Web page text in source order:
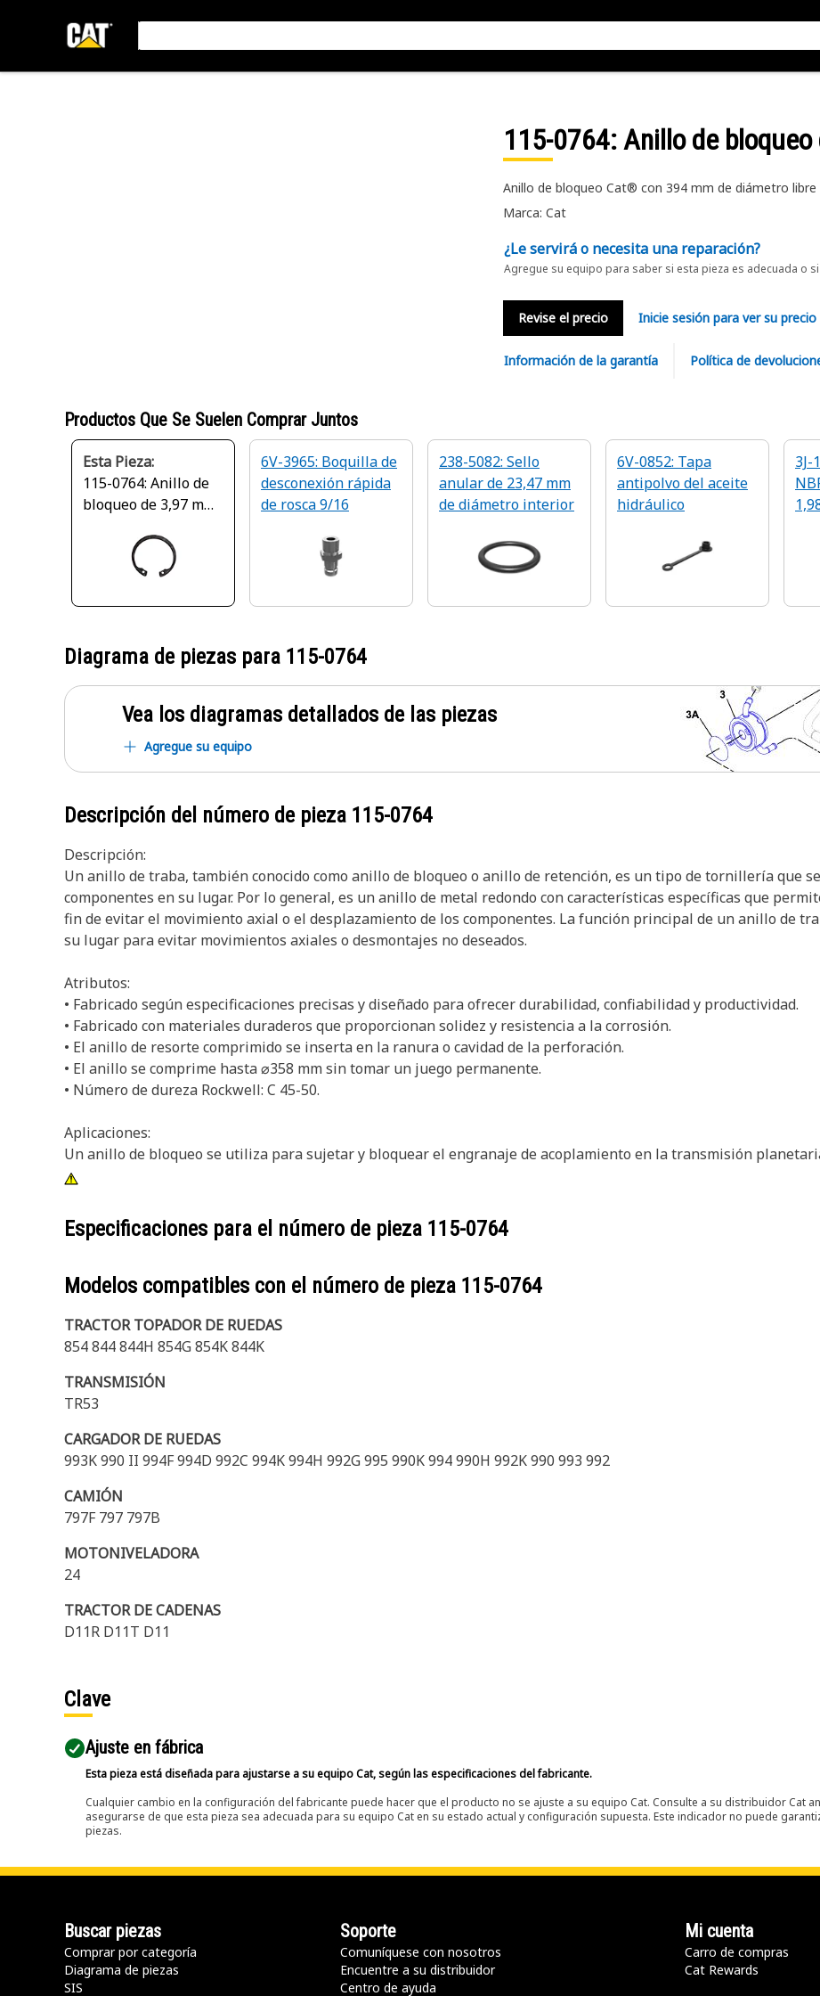
115-0764: Anillo de
Anillo de bloqueo Cat® con 394 mm de diámetro libre
Marca: Cat
¿Le servirá o necesita una reparación?
Agregue su equipo para saber si esta pieza es adecuada o
Revise el precio Inicie sesión para ver su
Información de la garantía Política de
Productos Que Se Suelen Comprar Juntos
Esta Pieza:
115-0764: Anillo de
bloqueo de 3,97 mm
6V-3965: Boquilla de
desconexión rápida
de rosca 9/16
238-5082: Sello
anular de 23,47 mm
de diámetro interior
6V-0852: Tapa
antipolvo del aceite
hidráulico
3J-
Diagrama de piezas para 115-0764
Vea los diagramas detallados de las piezas
Agregue su equipo
Descripción del número de pieza 115-0764
Descripción:
Un anillo de traba, también conocido como anillo de bloqueo o anillo de retención, es un tipo de tornillería que
componentes en su lugar. Por lo general, es un anillo de metal redondo con características específicas que
fin de evitar el movimiento axial o el desplazamiento de los componentes. La función principal de un anillo de
su lugar para evitar movimientos axiales o desmontajes no deseados.
Atributos:
• Fabricado según especificaciones precisas y diseñado para ofrecer durabilidad, confiabilidad y productividad.
• Fabricado con materiales duraderos que proporcionan solidez y resistencia a la corrosión.
• El anillo de resorte comprimido se inserta en la ranura o cavidad de la perforación.
• El anillo se comprime hasta ⌀358 mm sin tomar un juego permanente.
• Número de dureza Rockwell: C 45-50.
Aplicaciones:
Un anillo de bloqueo se utiliza para sujetar y bloquear el engranaje de acoplamiento en la transmisión
Especificaciones para el número de pieza 115-0764
Modelos compatibles con el número de pieza 115-0764
TRACTOR TOPADOR DE RUEDAS
854 844 844H 854G 854K 844K
TRANSMISIÓN
TR53
CARGADOR DE RUEDAS
993K 990 II 994F 994D 992C 994K 994H 992G 995 990K 994 990H 992K 990 993 992
CAMIÓN
797F 797 797B
MOTONIVELADORA
24
TRACTOR DE CADENAS
D11R D11T D11
Clave
Ajuste en fábrica
Esta pieza está diseñada para ajustarse a su equipo Cat, según las especificaciones del fabricante.
Cualquier cambio en la configuración del fabricante puede hacer que el producto no se ajuste a su equipo Cat. Consulte a su distribuidor Cat
asegurarse de que esta pieza sea adecuada para su equipo Cat en su estado actual y configuración supuesta. Este indicador no puede
piezas.
Buscar piezas
Comprar por categoría
Diagrama de piezas
SIS
Soporte
Comuníquese con nosotros
Encuentre a su distribuidor
Centro de ayuda
Mi cuenta
Carro de compras
Cat Rewards